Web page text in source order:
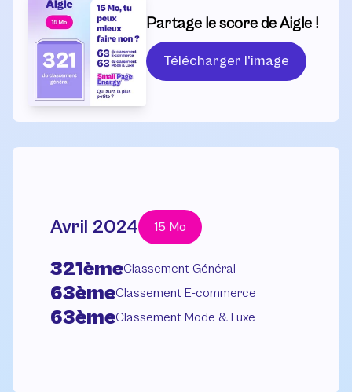
Partage le score de Aigle !
Télécharger l'image
Avril 2024 15 Mo
321èmeClassement Général
63èmeClassement E-commerce
63èmeClassement Mode & Luxe